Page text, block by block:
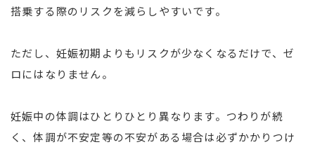
搭乗する際のリスクを減らしやすいです。
ただし、妊娠初期よりもリスクが少なくなるだけで、ゼ
ロにはなりません。
妊娠中の体調はひとりひとり異なります。つわりが続
く、体調が不安定等の不安がある場合は必ずかかりつけ